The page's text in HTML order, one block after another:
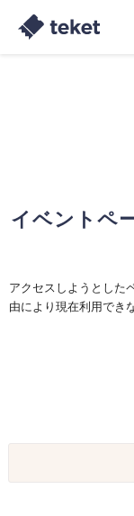
イベントペ
アクセスしようとした
由により現在利用でき